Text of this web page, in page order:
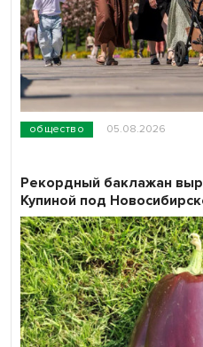
общество 05.08.2026
Рекордный баклажан
Купиной под